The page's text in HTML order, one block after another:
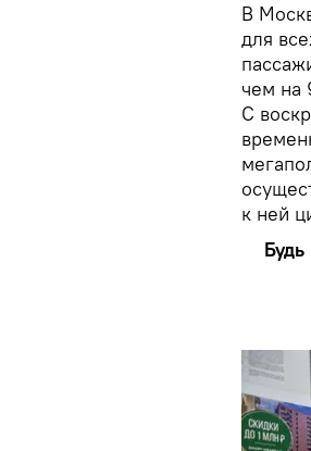
В
для
чем на
С
к ней
Будь